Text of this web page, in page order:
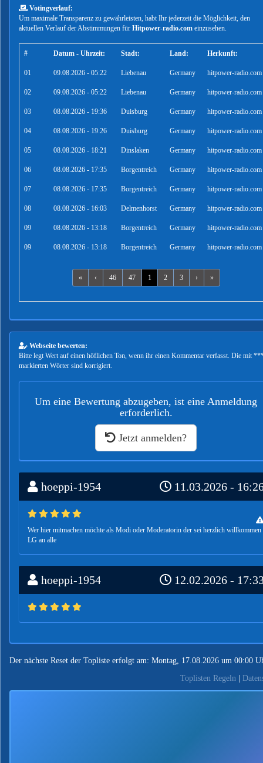
Votingverlauf:
Um maximale Transparenz zu gewährleisten, habt Ihr jederzeit die Möglichkeit, den
aktuellen Verlauf der Abstimmungen für Hitpower-radio.com einzusehen.
# Datum - Uhrzeit: Stadt: Land: Herkunft:
01 09.08.2026 - 05:22 Liebenau Germany hitpower-radio.com
02 09.08.2026 - 05:22 Liebenau Germany hitpower-radio.com
03 08.08.2026 - 19:36 Duisburg Germany hitpower-radio.com
04 08.08.2026 - 19:26 Duisburg Germany hitpower-radio.com
05 08.08.2026 - 18:21 Dinslaken Germany hitpower-radio.com
06 08.08.2026 - 17:35 Borgentreich Germany hitpower-radio.com
07 08.08.2026 - 17:35 Borgentreich Germany hitpower-radio.com
08 08.08.2026 - 16:03 Delmenhorst Germany hitpower-radio.com
09 08.08.2026 - 13:18 Borgentreich Germany hitpower-radio.com
09 08.08.2026 - 13:18 Borgentreich Germany hitpower-radio.com
« ‹ 46 47 1 2 3 › »
Webseite bewerten:
Bitte legt Wert auf einen höflichen Ton, wenn ihr einen Kommentar verfasst. Die mit
markierten Wörter sind korrigiert.
Um eine Bewertung abzugeben, ist eine Anmeldung
erforderlich.
Jetzt anmelden?
hoeppi-1954 11.03.2026 -
Wer hier mitmachen möchte als Modi oder Moderatorin der sei herzlich willkommen
LG an alle
hoeppi-1954 12.02.2026 -
Der nächste Reset der Topliste erfolgt am: Montag, 17.08.2026 um 00:00
Toplisten Regeln |